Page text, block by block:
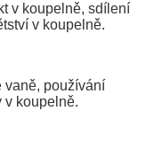
v koupelně, sdílení
v koupelně.
vaně, používání
v koupelně.